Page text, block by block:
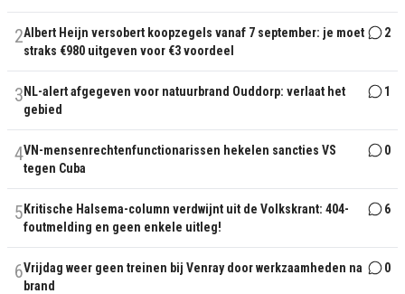
2Albert Heijn versobert koopzegels vanaf 7 september: je moet
straks €980 uitgeven voor €3 voordeel
2
3 NL-alert afgegeven voor natuurbrand Ouddorp: verlaat het
gebied
1
4VN-mensenrechtenfunctionarissen hekelen sancties VS
tegen Cuba
0
5 Kritische Halsema-column verdwijnt uit de Volkskrant: 404-
foutmelding en geen enkele uitleg!
6
6Vrijdag weer geen treinen bij Venray door werkzaamheden na
brand
0